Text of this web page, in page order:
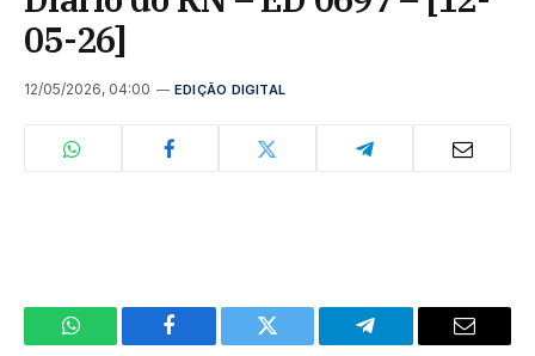
05-26]
12/05/2026, 04:00 EDIÇÃO DIGITAL
WhatsApp Facebook Twitter Telegram Email